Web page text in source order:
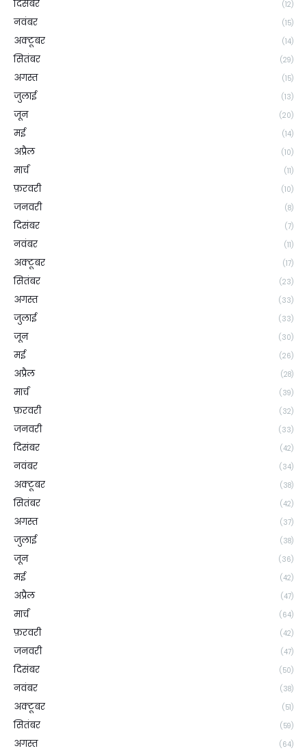
दिसंबर (12)
नवंबर (15)
अक्टूबर (14)
सितंबर (29)
अगस्त (15)
जुलाई (13)
जून (20)
मई (14)
अप्रैल (10)
मार्च (11)
फ़रवरी (10)
जनवरी (8)
दिसंबर (7)
नवंबर (11)
अक्टूबर (17)
सितंबर (23)
अगस्त (33)
जुलाई (33)
जून (30)
मई (26)
अप्रैल (28)
मार्च (39)
फ़रवरी (32)
जनवरी (33)
दिसंबर (42)
नवंबर (34)
अक्टूबर (38)
सितंबर (42)
अगस्त (37)
जुलाई (38)
जून (36)
मई (42)
अप्रैल (47)
मार्च (64)
फ़रवरी (42)
जनवरी (47)
दिसंबर (50)
नवंबर (38)
अक्टूबर (51)
सितंबर (59)
अगस्त (64)